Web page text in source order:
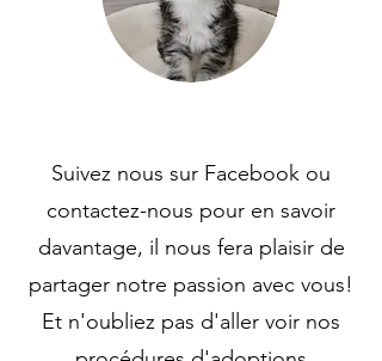
Suivez nous sur Facebook ou
contactez-nous pour en savoir
davantage, il nous fera plaisir de
partager notre passion avec vous!
Et n'oubliez pas d'aller voir nos